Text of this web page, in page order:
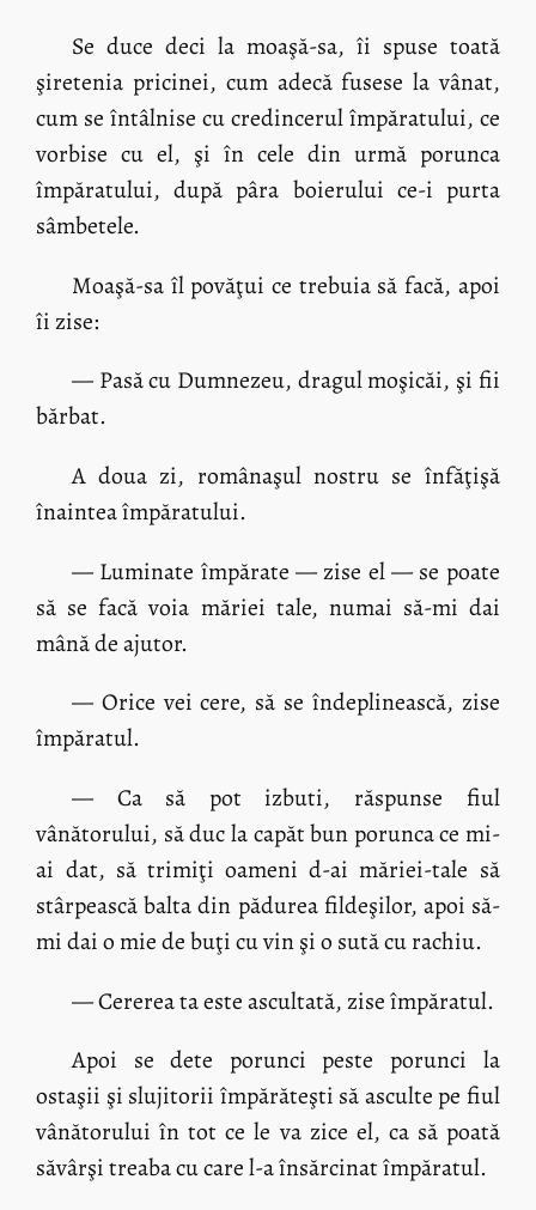
Se duce deci la moaşă-sa, îi spuse toată
şiretenia pricinei, cum adecă fusese la vânat,
cum se întâlnise cu credincerul împăratului, ce
vorbise cu el, şi în cele din urmă porunca
împăratului, după pâra boierului ce-i purta
sâmbetele.
Moaşă-sa îl povăţui ce trebuia să facă, apoi
îi zise:
— Pasă cu Dumnezeu, dragul moşicăi, şi fii
bărbat.
A doua zi, românaşul nostru se înfăţişă
înaintea împăratului.
— Luminate împărate — zise el — se poate
să se facă voia măriei tale, numai să-mi dai
mână de ajutor.
— Orice vei cere, să se îndeplinească, zise
împăratul.
— Ca să pot izbuti, răspunse fiul
vânătorului, să duc la capăt bun porunca ce mi-
ai dat, să trimiţi oameni d-ai măriei-tale să
stârpească balta din pădurea fildeşilor, apoi să-
mi dai o mie de buţi cu vin şi o sută cu rachiu.
— Cererea ta este ascultată, zise împăratul.
Apoi se dete porunci peste porunci la
ostaşii şi slujitorii împărăteşti să asculte pe fiul
vânătorului în tot ce le va zice el, ca să poată
săvârşi treaba cu care l-a însărcinat împăratul.